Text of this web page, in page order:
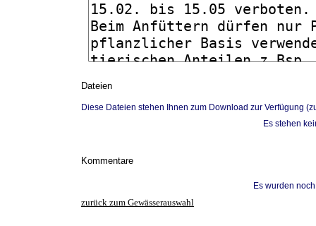
Dateien
Diese Dateien stehen Ihnen zum Download zur Verfügung
Es stehen
Kommentare
Es wurden
zurück zum Gewässerauswahl